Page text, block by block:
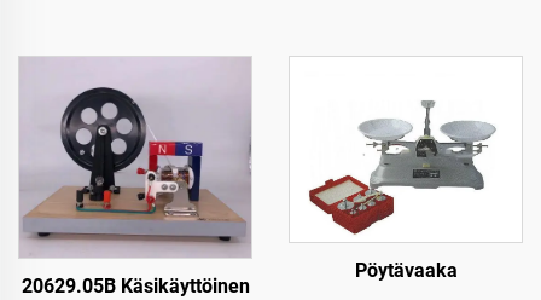
20629.05B Käsikäyttöinen
Pöytävaaka